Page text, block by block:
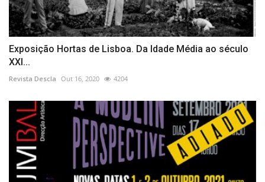
Exposição Hortas de Lisboa. Da Idade Média ao século
XXI...
Revista Descla Out 16, 2020 4204